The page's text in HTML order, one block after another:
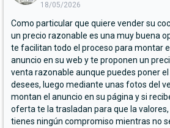
18/05/2026
Como particular que quiere vender su
un precio razonable es una muy buena
te facilitan todo el proceso para montar
anuncio en su web y te proponen un
venta razonable aunque puedes poner
desees, luego mediante unas fotos del
montan el anuncio en su página y si
oferta te la trasladan para que la
tienes ningún compromiso mientras no